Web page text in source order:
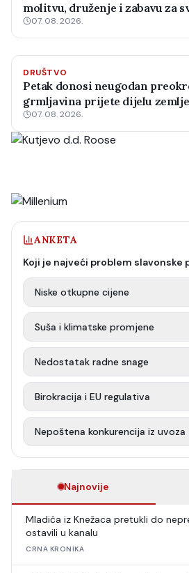
molitvu, druženje i zabavu za
07. 08. 2026.
DRUŠTVO
Petak donosi neugodan
grmljavina prijete dijelu zemlje
07. 08. 2026.
ANKETA
Koji je najveći problem slavonske
Niske otkupne cijene
Suša i klimatske promjene
Nedostatak radne snage
Birokracija i EU regulativa
Nepoštena konkurencija iz uvoza
Najnovije
Mladića iz Knežaca pretukli do
ostavili u kanalu
CRNA KRONIKA